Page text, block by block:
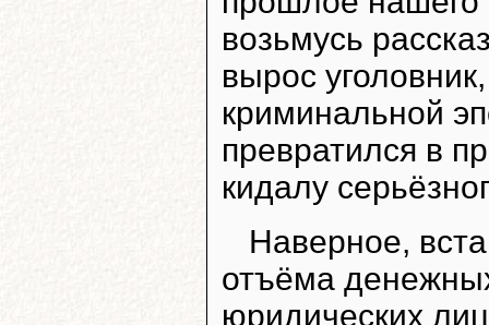
возьмусь
вырос
криминальной
превратился в
кидалу
Наверное,
отъёма
юридических